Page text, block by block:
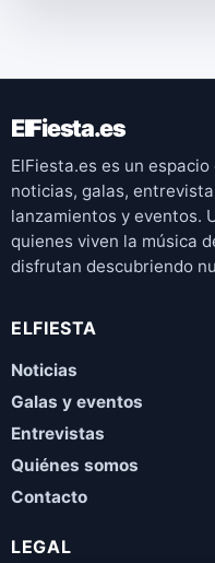
ElFiesta.es
ElFiesta.es es un
noticias, galas,
lanzamientos y eventos.
quienes viven la música
disfrutan descubriendo
ELFIESTA
Noticias
Galas y eventos
Entrevistas
Quiénes somos
Contacto
LEGAL